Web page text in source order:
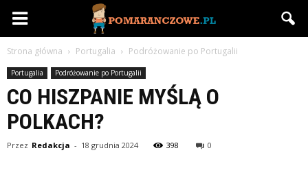
Pomaranczowe.pl
Strona główna Portugalia Podróżowanie po Portugalii
Portugalia Podróżowanie po Portugalii
CO HISZPANIE MYŚLĄ O
POLKACH?
Przez Redakcja - 18 grudnia 2024 398 0